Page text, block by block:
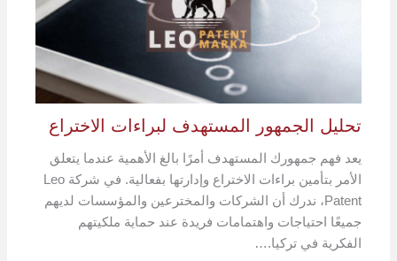
تحليل الجمهور المستهدف لبراءات الاختراع
يعد فهم جمهورك المستهدف أمرًا بالغ الأهمية عندما يتعلق
الأمر بتأمين براءات الاختراع وإدارتها بفعالية. في شركة Leo
Patent، ندرك أن الشركات والمخترعين والمؤسسات لديهم
جميعًا احتياجات واهتمامات فريدة عند حماية ملكيتهم
الفكرية في تركيا.…